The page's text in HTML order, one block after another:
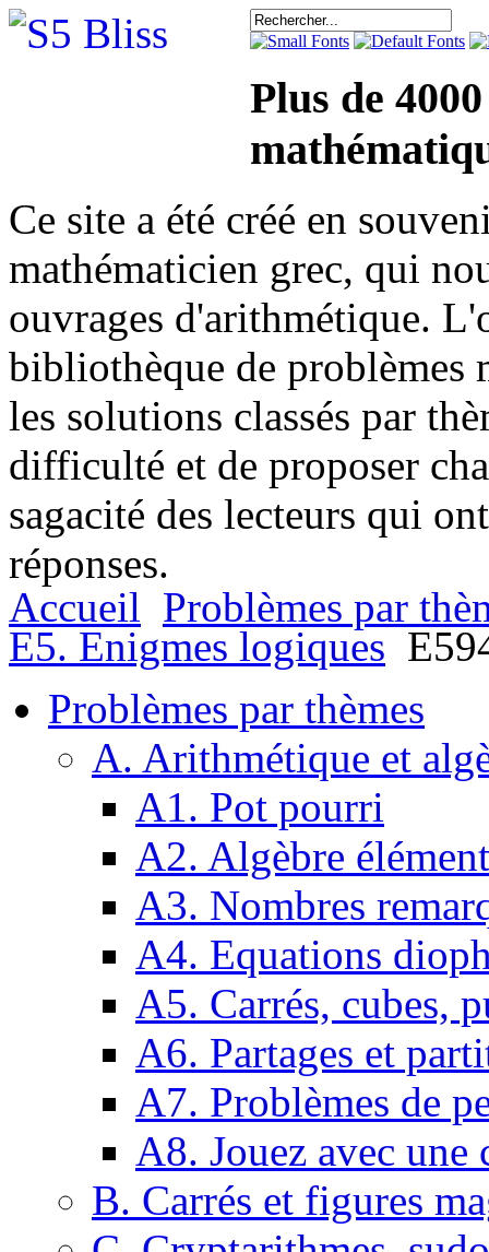
Plus de
Ce site a été créé en
mathématicien grec, qui
ouvrages d'arithmétique.
bibliothèque de problèmes
les solutions classés par
difficulté et de proposer
sagacité des lecteurs qui
réponses.
Accueil Problèmes par
E5. Enigmes logiques
Problèmes par thèmes
A. Arithmétique et
A1. Pot pourri
A2. Algèbre
A3. Nombres
A4. Equations
A5. Carrés, cubes,
A6. Partages et
A7. Problèmes de
A8. Jouez avec une
B. Carrés et figures